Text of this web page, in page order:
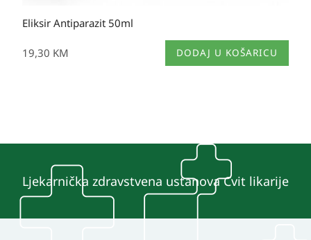
Eliksir Antiparazit 50ml
19,30 KM DODAJ U KOŠARICU
Ljekarnička zdravstvena ustanova Cvit likarije